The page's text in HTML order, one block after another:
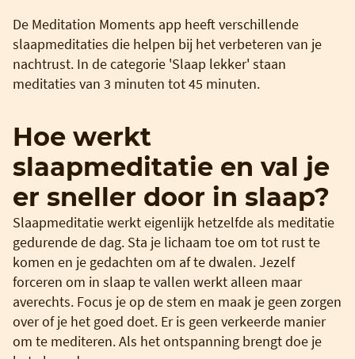
De Meditation Moments app heeft verschillende
slaapmeditaties die helpen bij het verbeteren van je
nachtrust. In de categorie 'Slaap lekker' staan
meditaties van 3 minuten tot 45 minuten.
Hoe werkt
slaapmeditatie en val je
er sneller door in slaap?
Slaapmeditatie werkt eigenlijk hetzelfde als meditatie
gedurende de dag. Sta je lichaam toe om tot rust te
komen en je gedachten om af te dwalen. Jezelf
forceren om in slaap te vallen werkt alleen maar
averechts. Focus je op de stem en maak je geen zorgen
over of je het goed doet. Er is geen verkeerde manier
om te mediteren. Als het ontspanning brengt doe je